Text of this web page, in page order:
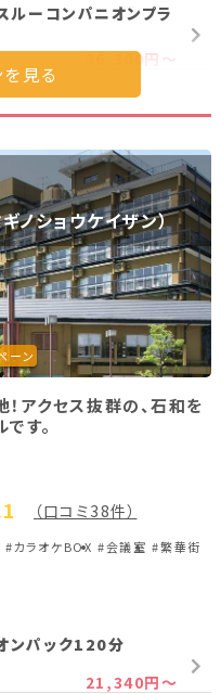
ルーコンパニオンプラ
36,300円～
ンプラン120分
24,750円～
ルコンパニオンプラン
7,400円～
を見る
ノショウケイザン）
ーン
アクセス抜群の、石和を
す。
（口コミ38件）
#カラオケBOX #会議室 #繁華街
ンパック120分
21,340円～